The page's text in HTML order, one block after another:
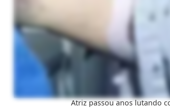
Atriz passou anos lutando